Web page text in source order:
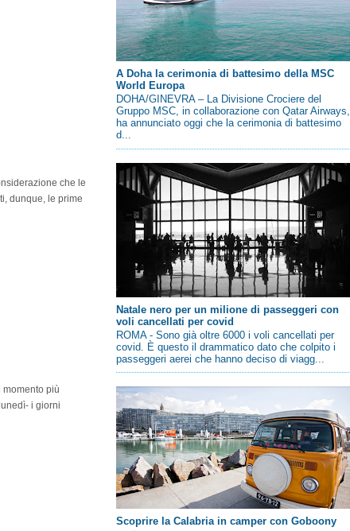
che le
dunque, le prime
più
i giorni
A Doha la cerimonia di battesimo della MSC
World Europa
DOHA/GINEVRA – La Divisione Crociere del
Gruppo MSC, in collaborazione con Qatar Airways,
ha annunciato oggi che la cerimonia di battesimo
d...
Natale nero per un milione di passeggeri con
voli cancellati per covid
ROMA - Sono già oltre 6000 i voli cancellati per
covid. È questo il drammatico dato che colpito i
passeggeri aerei che hanno deciso di viagg...
Scoprire la Calabria in camper con Goboony